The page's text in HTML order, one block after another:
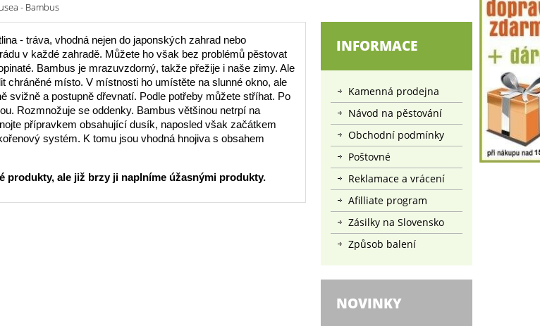
- Bambus
- tráva, vhodná nejen do japonských zahrad nebo
v každé zahradě. Můžete ho však bez problémů pěstovat
Bambus je mrazuvzdorný, takže přežije i naše zimy. Ale
chráněné místo. V místnosti ho umístěte na slunné okno, ale
svižně a postupně dřevnatí. Podle potřeby můžete stříhat. Po
Rozmnožuje se oddenky. Bambus většinou netrpí na
přípravkem obsahující dusík, naposled však začátkem
systém. K tomu jsou vhodná hnojiva s obsahem
produkty, ale již brzy ji naplníme úžasnými produkty.
INFORMACE
Kamenná prodejna
Návod na pěstování
Obchodní podmínky
Poštovné
Reklamace a vrácení
Afilliate program
Zásilky na Slovensko
Způsob balení
NOVINKY